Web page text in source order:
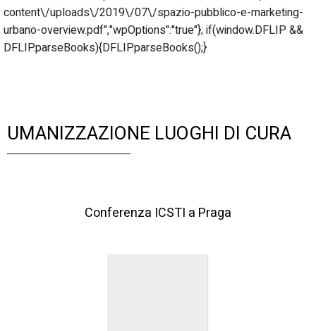
content\/uploads\/2019\/07\/spazio-pubblico-e-marketing-
urbano-overview.pdf","wpOptions":"true"}; if(window.DFLIP &&
DFLIP.parseBooks){DFLIP.parseBooks();}
UMANIZZAZIONE LUOGHI DI CURA
Conferenza ICSTI a Praga